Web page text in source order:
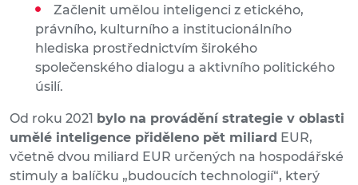
Začlenit umělou inteligenci z etického,
právního, kulturního a institucionálního
hlediska prostřednictvím širokého
společenského dialogu a aktivního politického
úsilí.
Od roku 2021 bylo na provádění strategie v oblasti
umělé inteligence přiděleno pět miliard EUR,
včetně dvou miliard EUR určených na hospodářské
stimuly a balíčku „budoucích technologií“, který